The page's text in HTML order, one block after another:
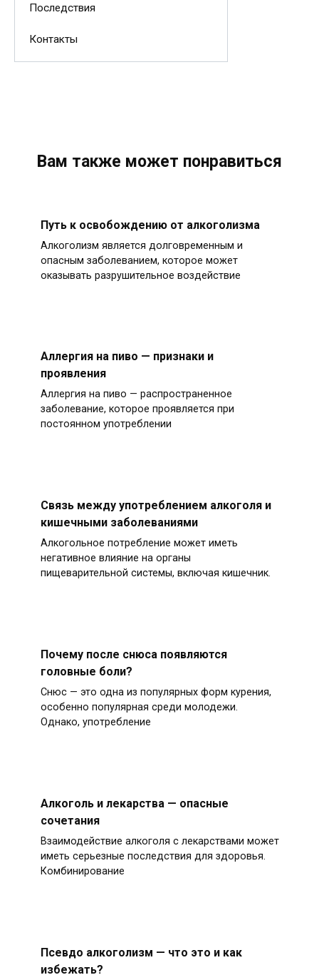
Последствия
Контакты
Вам также может понравиться
Путь к освобождению от алкоголизма
Алкоголизм является долговременным и
опасным заболеванием, которое может
оказывать разрушительное воздействие
Аллергия на пиво — признаки и
проявления
Аллергия на пиво — распространенное
заболевание, которое проявляется при
постоянном употреблении
Связь между употреблением алкоголя и
кишечными заболеваниями
Алкогольное потребление может иметь
негативное влияние на органы
пищеварительной системы, включая кишечник.
Почему после снюса появляются
головные боли?
Снюс — это одна из популярных форм курения,
особенно популярная среди молодежи.
Однако, употребление
Алкоголь и лекарства — опасные
сочетания
Взаимодействие алкоголя с лекарствами может
иметь серьезные последствия для здоровья.
Комбинирование
Псевдо алкоголизм — что это и как
избежать?